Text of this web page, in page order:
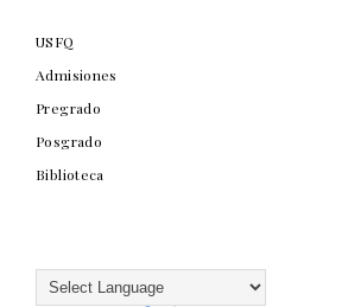
USFQ
Admisiones
Pregrado
Posgrado
Biblioteca